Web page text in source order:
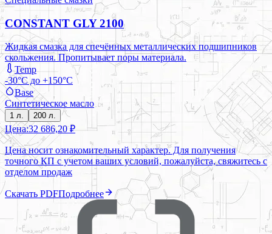
CONSTANT GLY 2100
Жидкая смазка для спечённых металлических подшипников
скольжения. Пропитывает поры материала.
Temp
-30°C до +150°C
Base
Синтетическое масло
1 л. 200 л.
Цена:32 686,20 ₽
Цена носит ознакомительный характер. Для получения
точного КП с учетом ваших условий, пожалуйста, свяжитесь с
отделом продаж
Скачать PDFПодробнее